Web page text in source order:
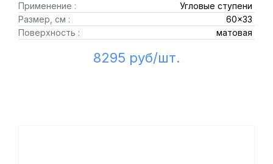
Применение :
Угловые ступени
Размер, см :
60x33
Поверхность :
матовая
8295 руб/шт.